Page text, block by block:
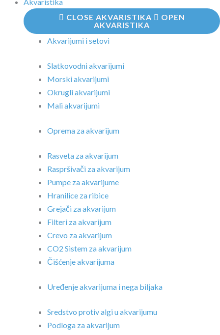
CLOSE AKVARISTIKA
OPEN
AKVARISTIKA
Akvarijumi i setovi
Slatkovodni akvarijumi
Morski akvarijumi
Okrugli akvarijumi
Mali akvarijumi
Oprema za akvarijum
Rasveta za akvarijum
Raspršivači za akvarijum
Pumpe za akvarijume
Hranilice za ribice
Grejači za akvarijum
Filteri za akvarijum
Crevo za akvarijum
CO2 Sistem za akvarijum
Čišćenje akvarijuma
Uređenje akvarijuma i nega biljaka
Sredstvo protiv algi u akvarijumu
Podloga za akvarijum